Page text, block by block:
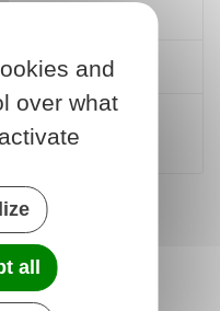
ou ouvrir un
and
over what
all